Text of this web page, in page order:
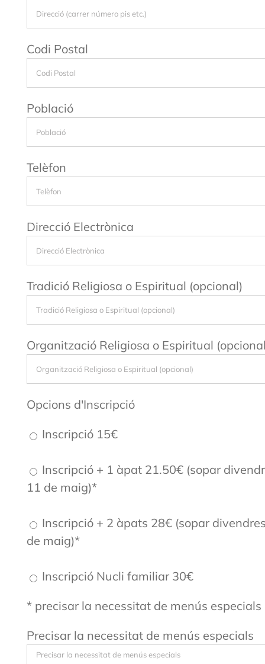
Codi Postal
Població
Telèfon
Direcció Electrònica
Tradició Religiosa o Espiritual (opcional)
Organització Religiosa o Espiritual
Opcions d'Inscripció
Inscripció 15€
Inscripció + 1 àpat 21.50€ (sopar
11 de maig)*
Inscripció + 2 àpats 28€ (sopar
de maig)*
Inscripció Nucli familiar 30€
* precisar la necessitat de menús especials
Precisar la necessitat de menús especials